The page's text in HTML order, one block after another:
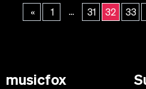
« 1 ... 31 32 33
musicfox